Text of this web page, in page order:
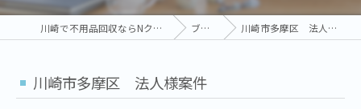
川崎で不用品回収ならNクリーン ブログ 川崎市多摩区 法人様案件
川崎市多摩区 法人様案件